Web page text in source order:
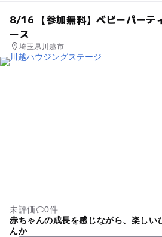
8/16 【参加無料】ベビーパーテ
ース
埼玉県川越市
未評価
0件
赤ちゃんの成長を感じながら、楽しい
んか